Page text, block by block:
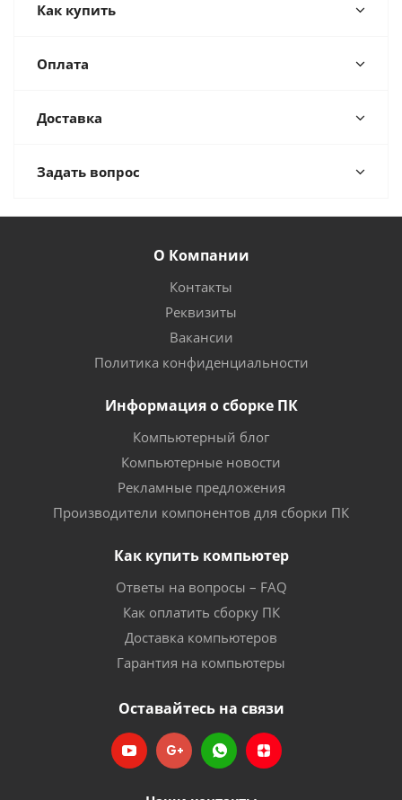
Как купить
Оплата
Доставка
Задать вопрос
О Компании
Контакты
Реквизиты
Вакансии
Политика конфиденциальности
Информация о сборке ПК
Компьютерный блог
Компьютерные новости
Рекламные предложения
Производители компонентов для сборки ПК
Как купить компьютер
Ответы на вопросы – FAQ
Как оплатить сборку ПК
Доставка компьютеров
Гарантия на компьютеры
Оставайтесь на связи